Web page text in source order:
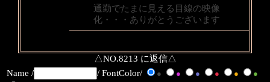
通勤でたまに見える目線の映像
化・・・ありがとうございます
△NO.8213 に返信△
Name /
/ FontColor/ ● ● ● ● ●
●